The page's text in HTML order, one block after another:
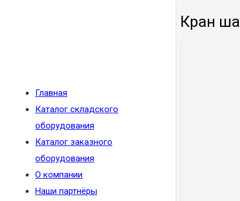
Главная
Каталог складского
оборудования
Каталог заказного
оборудования
О компании
Наши партнёры
Кран